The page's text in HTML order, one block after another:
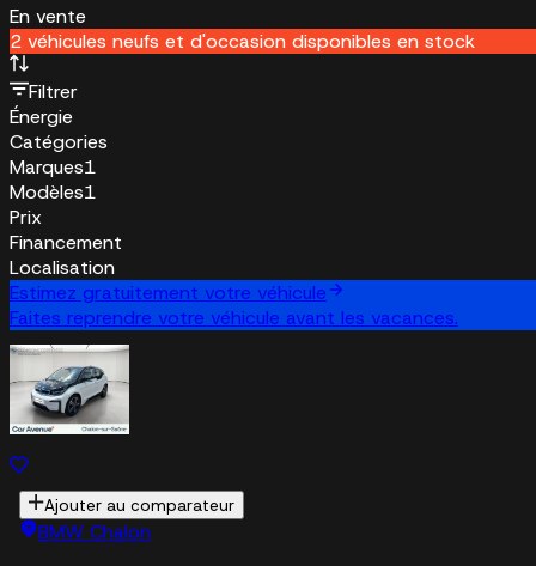
En vente
2 véhicules neufs et d'occasion disponibles en stock
Filtrer
Énergie
Catégories
Marques1
Modèles1
Prix
Financement
Localisation
Estimez gratuitement votre véhicule
Faites reprendre votre véhicule avant les vacances.
Ajouter au comparateur
BMW Chalon